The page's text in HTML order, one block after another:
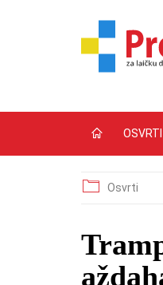
OSVRTI
Osvrti